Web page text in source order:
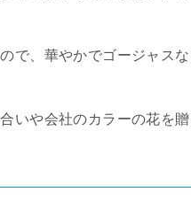
で、華やかでゴージャスな
いや会社のカラーの花を贈